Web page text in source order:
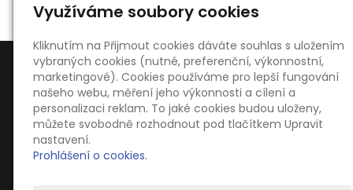
Kontakty
Ing. Oldřich Kahoun
Využíváme soubory cookies
Kliknutím na Přijmout cookies dáváte souhlas s uložením
vybraných cookies (nutné, preferenční, výkonnostní,
marketingové). Cookies používáme pro lepší fungování
našeho webu, měření jeho výkonnosti a cílení a
personalizaci reklam. To jaké cookies budou uloženy,
můžete svobodně rozhodnout pod tlačítkem Upravit
nastavení.
Prohlášení o cookies.